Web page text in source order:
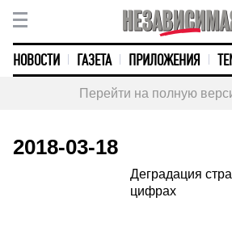
НОВОСТИ ГАЗЕТА ПРИЛОЖЕНИЯ
Перейти на полную
2018-03-18
Деградация
цифрах